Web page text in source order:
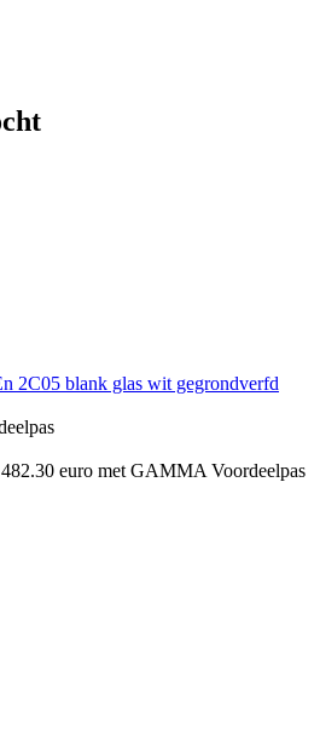
2C05 blank glas wit gegrondverfd
euro met GAMMA Voordeelpas